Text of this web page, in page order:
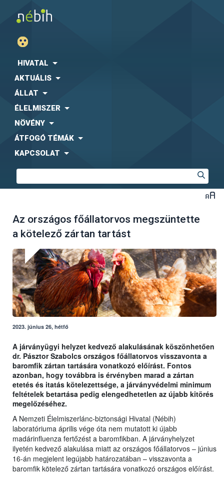
HIVATAL
AKTUÁLIS
ÁLLAT
ÉLELMISZER
NÖVÉNY
ÁTFOGÓ TÉMÁK
KAPCSOLAT
Az országos főállatorvos megszüntette
a kötelező zártan tartást
2023. június 26, hétfő
A járványügyi helyzet kedvező alakulásának köszönhetően
dr. Pásztor Szabolcs országos főállatorvos visszavonta a
baromfik zártan tartására vonatkozó előírást. Fontos
azonban, hogy továbbra is érvényben marad a zártan
etetés és itatás kötelezettsége, a járványvédelmi minimum
feltételek betartása pedig elengedhetetlen az újabb kitörés
megelőzéséhez.
A Nemzeti Élelmiszerlánc-biztonsági Hivatal (Nébih)
laboratóriuma április vége óta nem mutatott ki újabb
madárinfluenza fertőzést a baromfikban. A járványhelyzet
ilyetén kedvező alakulása miatt az országos főállatorvos – június
16-án megjelent legújabb határozatában – visszavonta a
baromfik kötelező zártan tartására vonatkozó országos előírást.